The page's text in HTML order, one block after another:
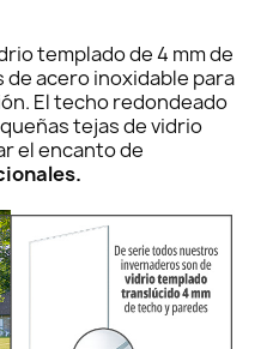
templado de 4 mm de
acero inoxidable para
El techo redondeado
tejas de vidrio
el encanto de